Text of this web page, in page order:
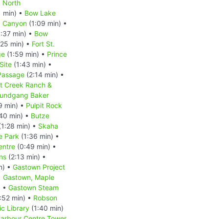
North
min) • Bow Lake
Canyon (1:09 min) •
min) • Bow
min) • Fort St.
(1:59 min) • Prince
(1:43 min) •
(2:14 min) •
Creek Ranch &
Baker
min) • Pulpit Rock
min) • Butze
min) • Skaha
Park (1:36 min) •
(0:49 min) •
(2:13 min) •
• Gastown Project
Gastown, Maple
Gastown Steam
min) • Robson
Library (1:40 min)